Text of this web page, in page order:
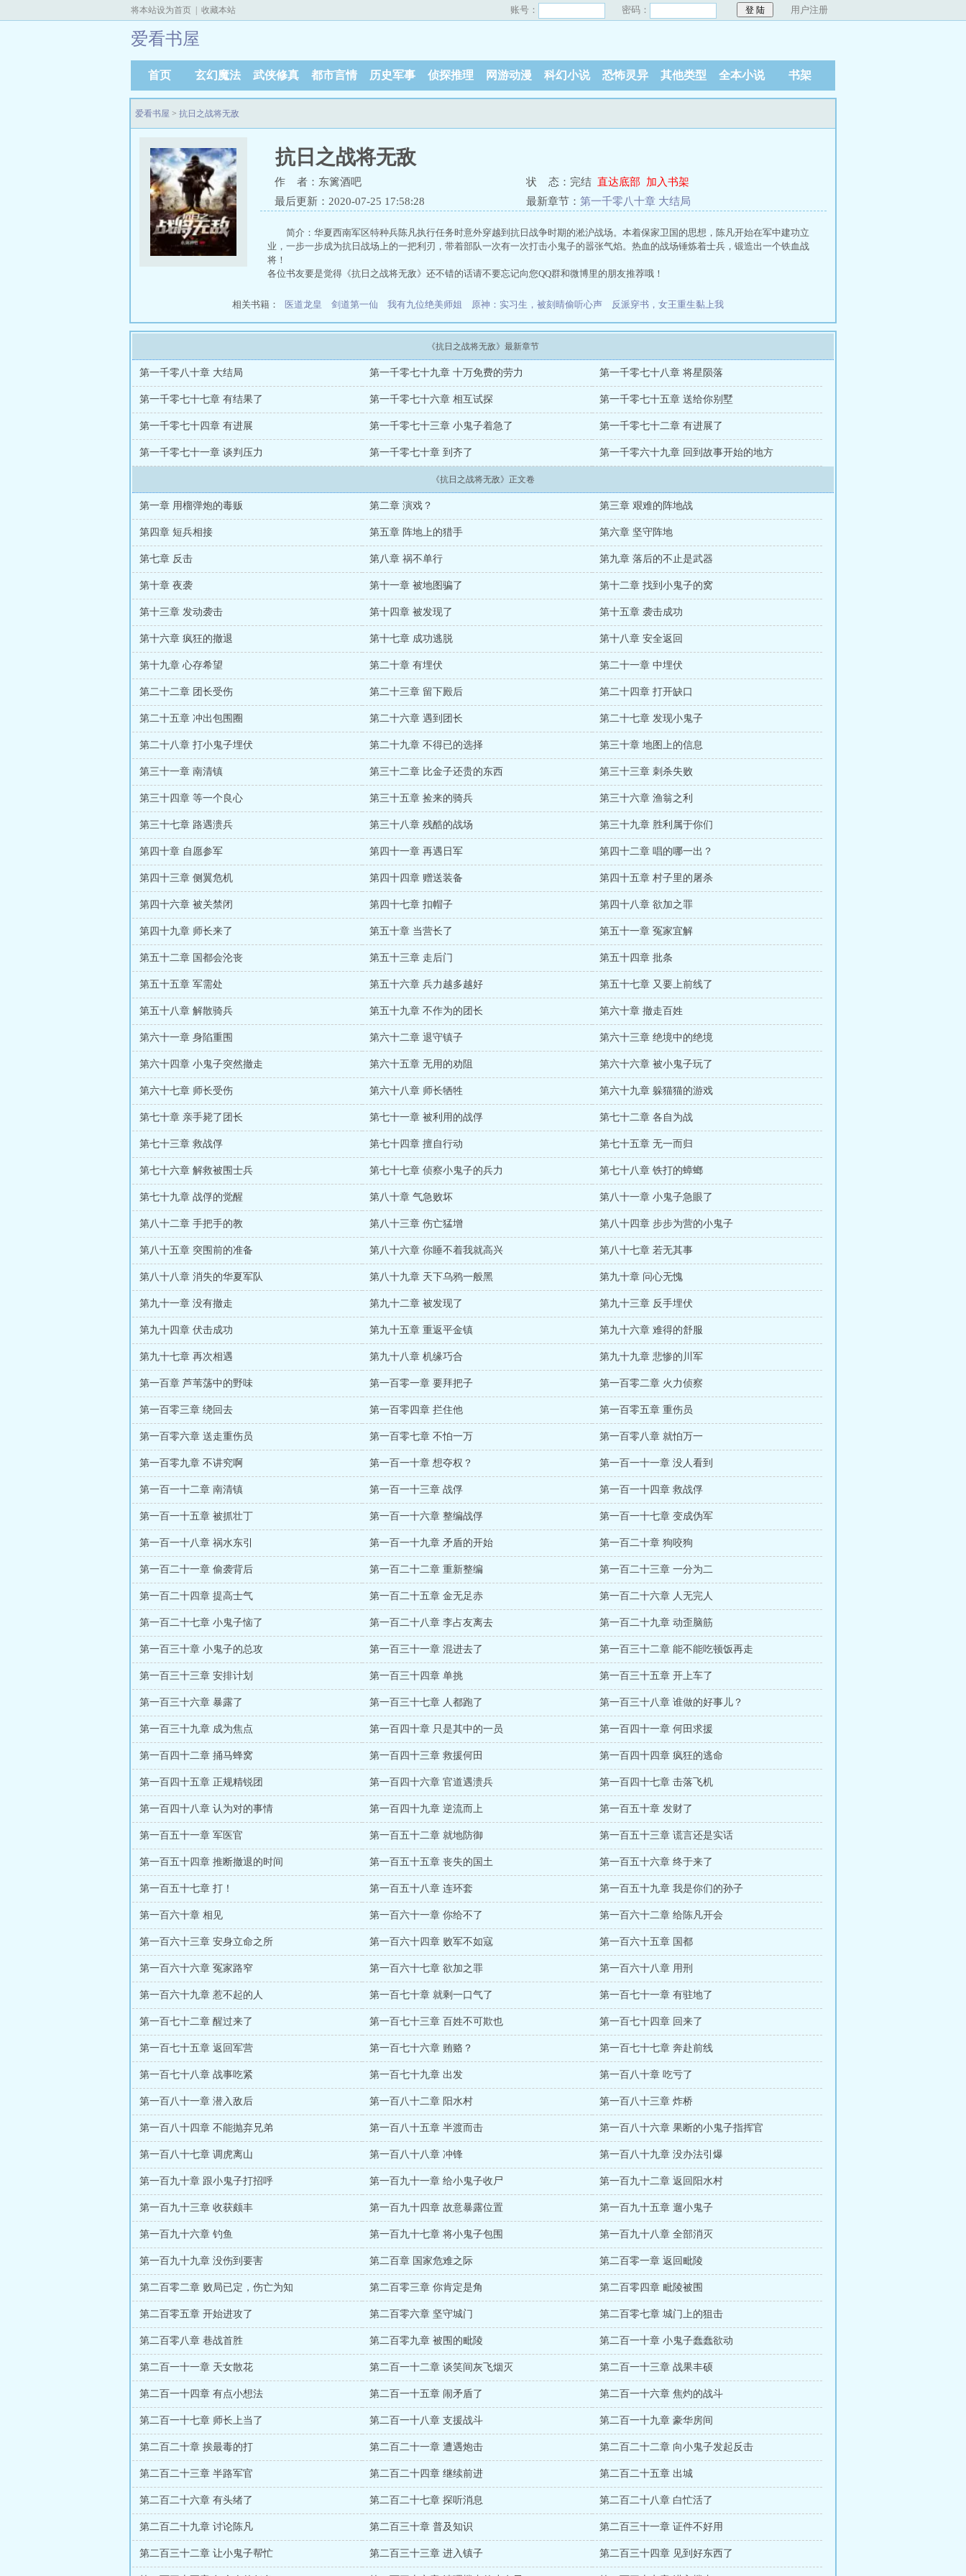
将本站设为首页 收藏本站 账号： 密码： 用户注册
爱看书屋
首页 玄幻魔法 武侠修真 都市言情 历史军事 侦探推理 网游动漫 科幻小说 恐怖灵异 其他类型 全本小说 书架
爱看书屋 > 抗日之战将无敌
抗日之战将无敌
作 者：东篱酒吧 状 态：完结 直达底部
加入书架
最后更新：2020-07-25 17:58:28
最新章节： 第一千零八十章 大结局
简介：华夏西南军区特种兵陈凡执行任务时意外穿越到抗日战争时期的淞沪战场。本着保家卫国的思想，陈凡开始在军中建功立
业，一步一步成为抗日战场上的一把利刃，带着部队一次有一次打击小鬼子的嚣张气焰。热血的战场锤炼着士兵，锻造出一个铁血战
将！
各位书友要是觉得《抗日之战将无敌》还不错的话请不要忘记向您QQ群和微博里的朋友推荐哦！
相关书籍： 医道龙皇 剑道第一仙 我有九位绝美师姐 原神：实习生，被刻晴偷听心声 反派穿书，女王重生黏上我
《抗日之战将无敌》最新章节
第一千零八十章 大结局 第一千零七十九章 十万免费的劳力 第一千零七十八章 将星陨落
第一千零七十七章 有结果了 第一千零七十六章 相互试探 第一千零七十五章 送给你别墅
第一千零七十四章 有进展 第一千零七十三章 小鬼子着急了 第一千零七十二章 有进展了
第一千零七十一章 谈判压力 第一千零七十章 到齐了 第一千零六十九章 回到故事开始的地方
《抗日之战将无敌》正文卷
第一章 用榴弹炮的毒贩 第二章 演戏？ 第三章 艰难的阵地战
第四章 短兵相接 第五章 阵地上的猎手 第六章 坚守阵地
第七章 反击 第八章 祸不单行 第九章 落后的不止是武器
第十章 夜袭 第十一章 被地图骗了 第十二章 找到小鬼子的窝
第十三章 发动袭击 第十四章 被发现了 第十五章 袭击成功
第十六章 疯狂的撤退 第十七章 成功逃脱 第十八章 安全返回
第十九章 心存希望 第二十章 有埋伏 第二十一章 中埋伏
第二十二章 团长受伤 第二十三章 留下殿后 第二十四章 打开缺口
第二十五章 冲出包围圈 第二十六章 遇到团长 第二十七章 发现小鬼子
第二十八章 打小鬼子埋伏 第二十九章 不得已的选择 第三十章 地图上的信息
第三十一章 南清镇 第三十二章 比金子还贵的东西 第三十三章 刺杀失败
第三十四章 等一个良心 第三十五章 捡来的骑兵 第三十六章 渔翁之利
第三十七章 路遇溃兵 第三十八章 残酷的战场 第三十九章 胜利属于你们
第四十章 自愿参军 第四十一章 再遇日军 第四十二章 唱的哪一出？
第四十三章 侧翼危机 第四十四章 赠送装备 第四十五章 村子里的屠杀
第四十六章 被关禁闭 第四十七章 扣帽子 第四十八章 欲加之罪
第四十九章 师长来了 第五十章 当营长了 第五十一章 冤家宜解
第五十二章 国都会沦丧 第五十三章 走后门 第五十四章 批条
第五十五章 军需处 第五十六章 兵力越多越好 第五十七章 又要上前线了
第五十八章 解散骑兵 第五十九章 不作为的团长 第六十章 撤走百姓
第六十一章 身陷重围 第六十二章 退守镇子 第六十三章 绝境中的绝境
第六十四章 小鬼子突然撤走 第六十五章 无用的劝阻 第六十六章 被小鬼子玩了
第六十七章 师长受伤 第六十八章 师长牺牲 第六十九章 躲猫猫的游戏
第七十章 亲手毙了团长 第七十一章 被利用的战俘 第七十二章 各自为战
第七十三章 救战俘 第七十四章 擅自行动 第七十五章 无一而归
第七十六章 解救被围士兵 第七十七章 侦察小鬼子的兵力 第七十八章 铁打的蟑螂
第七十九章 战俘的觉醒 第八十章 气急败坏 第八十一章 小鬼子急眼了
第八十二章 手把手的教 第八十三章 伤亡猛增 第八十四章 步步为营的小鬼子
第八十五章 突围前的准备 第八十六章 你睡不着我就高兴 第八十七章 若无其事
第八十八章 消失的华夏军队 第八十九章 天下乌鸦一般黑 第九十章 问心无愧
第九十一章 没有撤走 第九十二章 被发现了 第九十三章 反手埋伏
第九十四章 伏击成功 第九十五章 重返平金镇 第九十六章 难得的舒服
第九十七章 再次相遇 第九十八章 机缘巧合 第九十九章 悲惨的川军
第一百章 芦苇荡中的野味 第一百零一章 要拜把子 第一百零二章 火力侦察
第一百零三章 绕回去 第一百零四章 拦住他 第一百零五章 重伤员
第一百零六章 送走重伤员 第一百零七章 不怕一万 第一百零八章 就怕万一
第一百零九章 不讲究啊 第一百一十章 想夺权？ 第一百一十一章 没人看到
第一百一十二章 南清镇 第一百一十三章 战俘 第一百一十四章 救战俘
第一百一十五章 被抓壮丁 第一百一十六章 整编战俘 第一百一十七章 变成伪军
第一百一十八章 祸水东引 第一百一十九章 矛盾的开始 第一百二十章 狗咬狗
第一百二十一章 偷袭背后 第一百二十二章 重新整编 第一百二十三章 一分为二
第一百二十四章 提高士气 第一百二十五章 金无足赤 第一百二十六章 人无完人
第一百二十七章 小鬼子恼了 第一百二十八章 李占友离去 第一百二十九章 动歪脑筋
第一百三十章 小鬼子的总攻 第一百三十一章 混进去了 第一百三十二章 能不能吃顿饭再走
第一百三十三章 安排计划 第一百三十四章 单挑 第一百三十五章 开上车了
第一百三十六章 暴露了 第一百三十七章 人都跑了 第一百三十八章 谁做的好事儿？
第一百三十九章 成为焦点 第一百四十章 只是其中的一员 第一百四十一章 何田求援
第一百四十二章 捅马蜂窝 第一百四十三章 救援何田 第一百四十四章 疯狂的逃命
第一百四十五章 正规精锐团 第一百四十六章 官道遇溃兵 第一百四十七章 击落飞机
第一百四十八章 认为对的事情 第一百四十九章 逆流而上 第一百五十章 发财了
第一百五十一章 军医官 第一百五十二章 就地防御 第一百五十三章 谎言还是实话
第一百五十四章 推断撤退的时间 第一百五十五章 丧失的国土 第一百五十六章 终于来了
第一百五十七章 打！ 第一百五十八章 连环套 第一百五十九章 我是你们的孙子
第一百六十章 相见 第一百六十一章 你给不了 第一百六十二章 给陈凡开会
第一百六十三章 安身立命之所 第一百六十四章 败军不如寇 第一百六十五章 国都
第一百六十六章 冤家路窄 第一百六十七章 欲加之罪 第一百六十八章 用刑
第一百六十九章 惹不起的人 第一百七十章 就剩一口气了 第一百七十一章 有驻地了
第一百七十二章 醒过来了 第一百七十三章 百姓不可欺也 第一百七十四章 回来了
第一百七十五章 返回军营 第一百七十六章 贿赂？ 第一百七十七章 奔赴前线
第一百七十八章 战事吃紧 第一百七十九章 出发 第一百八十章 吃亏了
第一百八十一章 潜入敌后 第一百八十二章 阳水村 第一百八十三章 炸桥
第一百八十四章 不能抛弃兄弟 第一百八十五章 半渡而击 第一百八十六章 果断的小鬼子指挥官
第一百八十七章 调虎离山 第一百八十八章 冲锋 第一百八十九章 没办法引爆
第一百九十章 跟小鬼子打招呼 第一百九十一章 给小鬼子收尸 第一百九十二章 返回阳水村
第一百九十三章 收获颇丰 第一百九十四章 故意暴露位置 第一百九十五章 遛小鬼子
第一百九十六章 钓鱼 第一百九十七章 将小鬼子包围 第一百九十八章 全部消灭
第一百九十九章 没伤到要害 第二百章 国家危难之际 第二百零一章 返回毗陵
第二百零二章 败局已定，伤亡为知 第二百零三章 你肯定是角 第二百零四章 毗陵被围
第二百零五章 开始进攻了 第二百零六章 坚守城门 第二百零七章 城门上的狙击
第二百零八章 巷战首胜 第二百零九章 被围的毗陵 第二百一十章 小鬼子蠢蠢欲动
第二百一十一章 天女散花 第二百一十二章 谈笑间灰飞烟灭 第二百一十三章 战果丰硕
第二百一十四章 有点小想法 第二百一十五章 闹矛盾了 第二百一十六章 焦灼的战斗
第二百一十七章 师长上当了 第二百一十八章 支援战斗 第二百一十九章 豪华房间
第二百二十章 挨最毒的打 第二百二十一章 遭遇炮击 第二百二十二章 向小鬼子发起反击
第二百二十三章 半路军官 第二百二十四章 继续前进 第二百二十五章 出城
第二百二十六章 有头绪了 第二百二十七章 探听消息 第二百二十八章 白忙活了
第二百二十九章 讨论陈凡 第二百三十章 普及知识 第二百三十一章 证件不好用
第二百三十二章 让小鬼子帮忙 第二百三十三章 进入镇子 第二百三十四章 见到好东西了